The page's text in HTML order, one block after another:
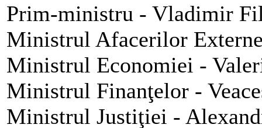
Prim-ministru - Vladimir
Ministrul Afacerilor
Ministrul Economiei -
Ministrul Finanţelor -
Ministrul Justiţiei -